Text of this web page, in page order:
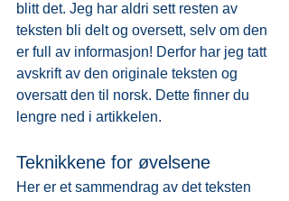
blitt det. Jeg har aldri sett resten av
teksten bli delt og oversett, selv om den
er full av informasjon! Derfor har jeg tatt
avskrift av den originale teksten og
oversatt den til norsk. Dette finner du
lengre ned i artikkelen.
Teknikkene for øvelsene
Her er et sammendrag av det teksten